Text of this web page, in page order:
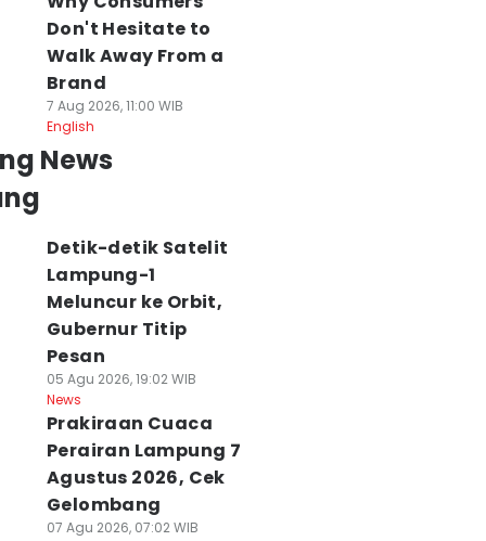
Don't Hesitate to
Walk Away From a
Brand
7 Aug 2026, 11:00 WIB
English
News
Detik-detik Satelit
Lampung-1
Meluncur ke Orbit,
Gubernur Titip
Pesan
05 Agu 2026, 19:02 WIB
News
Prakiraan Cuaca
Perairan Lampung 7
Agustus 2026, Cek
Gelombang
07 Agu 2026, 07:02 WIB